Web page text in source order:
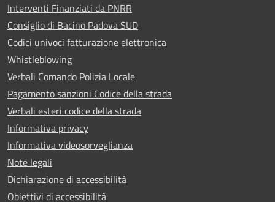
Interventi Finanziati da PNRR
Consiglio di Bacino Padova SUD
Codici univoci fatturazione elettronica
Whistleblowing
Verbali Comando Polizia Locale
Pagamento sanzioni Codice della strada
Verbali esteri codice della strada
Informativa privacy
Informativa videosorveglianza
Note legali
Dichiarazione di accessibilità
Obiettivi di accessibilità